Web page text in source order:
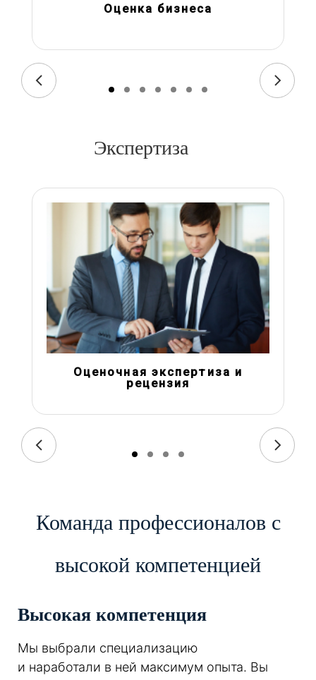
Оценка бизнеса
Экспертиза
Оценочная экспертиза и
рецензия
Команда профессионалов с
высокой компетенцией
Высокая компетенция
Мы выбрали специализацию
и наработали в ней максимум опыта. Вы